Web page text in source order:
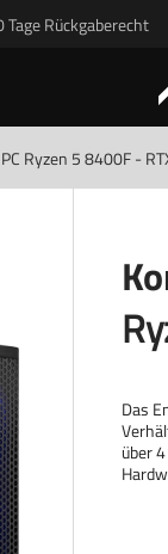
Tage Rückgaberecht
Ryzen 5 8400F -
Das
über